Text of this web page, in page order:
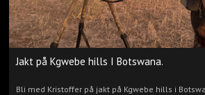
Jakt på Kgwebe hills I Botswana.
Bli med Kristoffer på jakt på Kgwebe hills i